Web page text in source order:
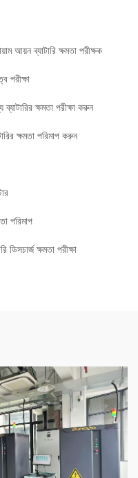
আয়ন ব্যাটারি ক্ষমতা পরীক্ষক
পরীক্ষা
ব্যাটারির ক্ষমতা পরীক্ষা করুন
ক্ষমতা পরিমাপ করুন
পরিমাপ
ডিসচার্জ ক্ষমতা পরীক্ষা